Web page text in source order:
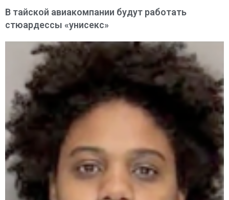
В тайской авиакомпании будут работать
стюардессы «унисекс»